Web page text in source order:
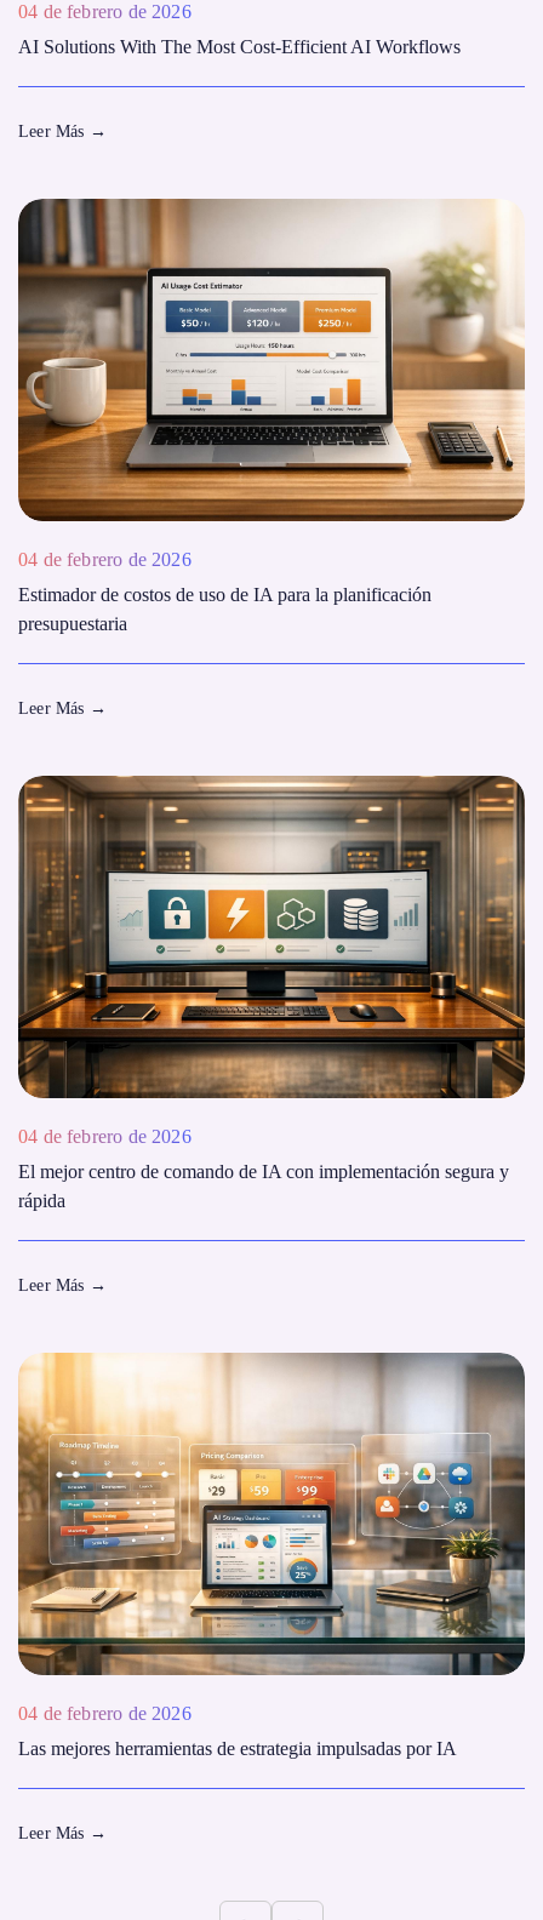
04 de febrero de 2026
AI Solutions With The Most Cost‑Efficient AI Workflows
Leer Más →
04 de febrero de 2026
Estimador de costos de uso de IA para la planificación
presupuestaria
Leer Más →
04 de febrero de 2026
El mejor centro de comando de IA con implementación segura y
rápida
Leer Más →
04 de febrero de 2026
Las mejores herramientas de estrategia impulsadas por IA
Leer Más →